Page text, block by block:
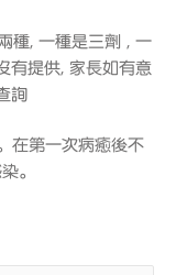
種, 一種是三劑 , 一
有提供, 家長如有意
詢
在第一次病癒後不
。